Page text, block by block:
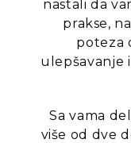
nastali da
prakse,
poteza
ulepšavanje
Sa vama
više od dve